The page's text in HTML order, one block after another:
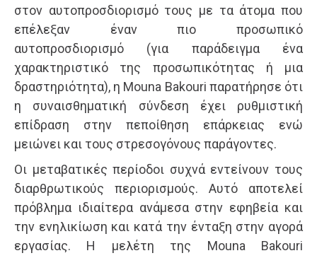
στον αυτοπροσδιορισμό τους με τα άτομα που
επέλεξαν έναν πιο προσωπικό
αυτοπροσδιορισμό (για παράδειγμα ένα
χαρακτηριστικό της προσωπικότητας ή μια
δραστηριότητα), η Mouna Bakouri παρατήρησε ότι
η συναισθηματική σύνδεση έχει ρυθμιστική
επίδραση στην πεποίθηση επάρκειας ενώ
μειώνει και τους στρεσογόνους παράγοντες.
Οι μεταβατικές περίοδοι συχνά εντείνουν τους
διαρθρωτικούς περιορισμούς. Αυτό αποτελεί
πρόβλημα ιδιαίτερα ανάμεσα στην εφηβεία και
την ενηλικίωση και κατά την ένταξη στην αγορά
εργασίας. Η μελέτη της Mouna Bakouri